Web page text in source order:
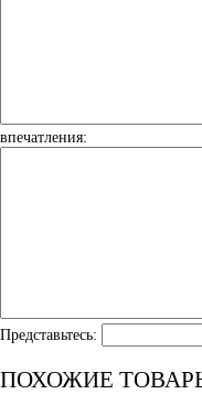
впечатления:
Представьтесь:
ПОХОЖИЕ